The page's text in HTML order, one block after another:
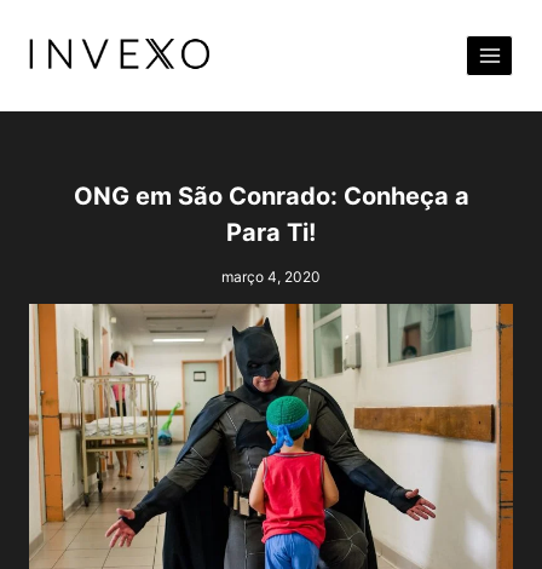
para
Conteúdo
ONG em São Conrado: Conheça a
Para Ti!
março 4, 2020